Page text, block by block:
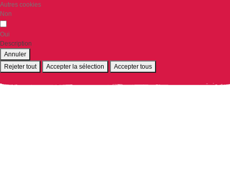
Autres cookies
Non
Oui
Description
Annuler
Rejeter tout
Accepter la sélection Accepter tous